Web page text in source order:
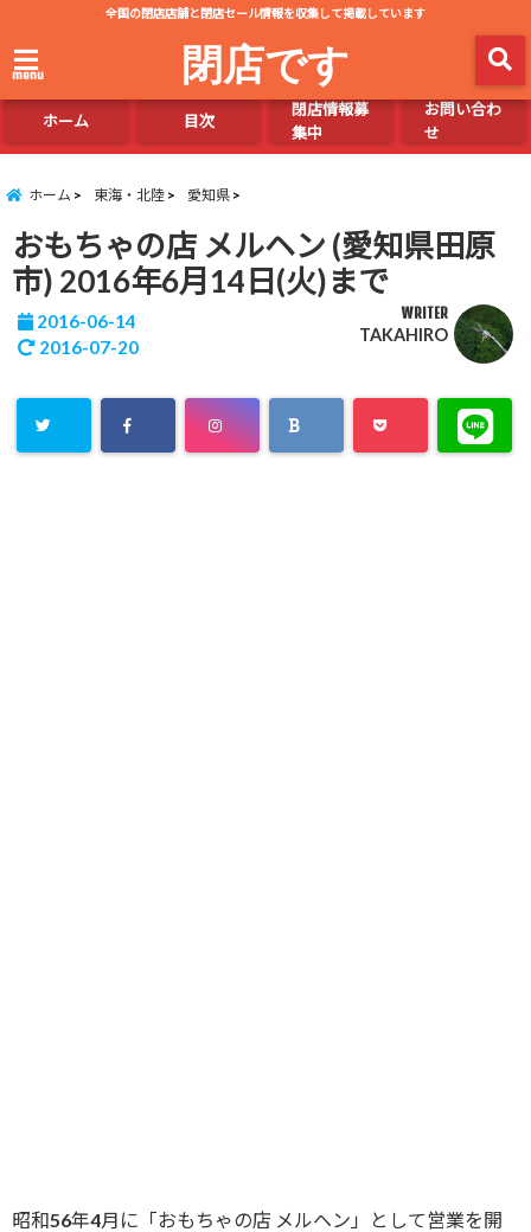
全国の閉店店舗と閉店セール情報を収集して掲載しています
menu 閉店です
ホーム 目次
閉店情報募
集中
お問い合わ
せ
ホーム 東海・北陸 愛知県
おもちゃの店 メルヘン (愛知県田原
市) 2016年6月14日(火)まで
2016-06-14
2016-07-20
WRITER
TAKAHIRO
昭和56年4月に「おもちゃの店 メルヘン」として営業を開